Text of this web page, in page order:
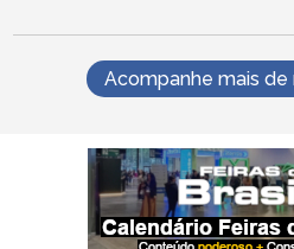
Acompanhe mais de